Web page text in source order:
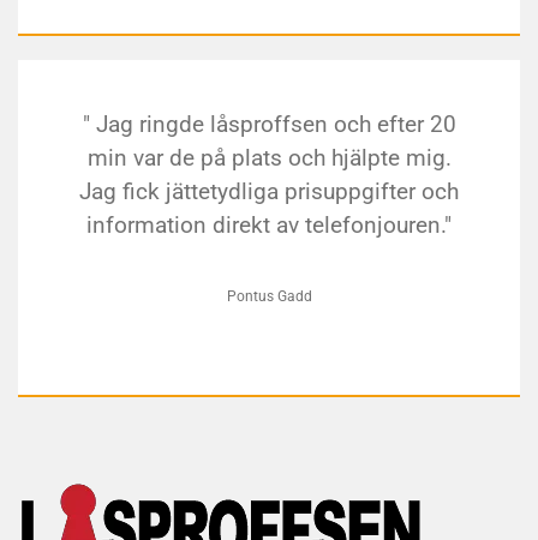
" Jag ringde låsproffsen och efter 20
min var de på plats och hjälpte mig.
Jag fick jättetydliga prisuppgifter och
information direkt av telefonjouren."
Pontus Gadd